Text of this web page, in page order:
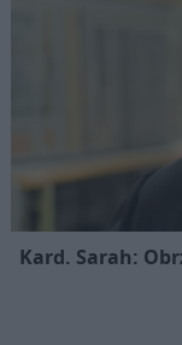
Kard. Sarah: